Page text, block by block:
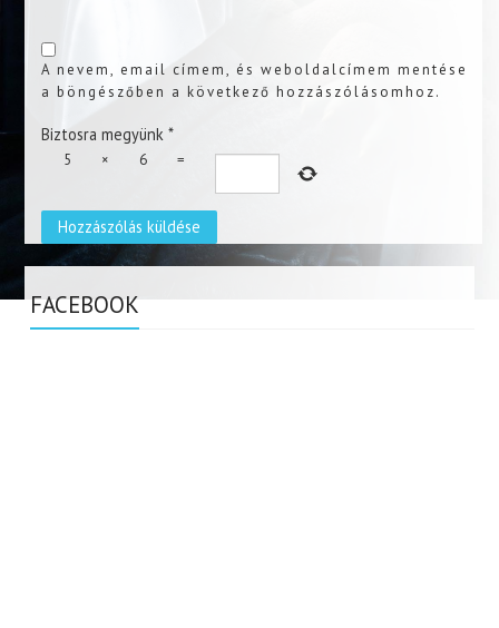
A nevem, email címem, és weboldalcímem mentése
a böngészőben a következő hozzászólásomhoz.
Biztosra megyünk *
5 × 6 =
FACEBOOK